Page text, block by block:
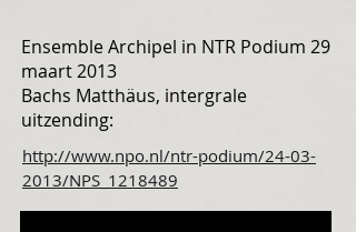
Ensemble Archipel in NTR Podium 29
maart 2013
Bachs Matthäus, intergrale
uitzending:
http://www.npo.nl/ntr-podium/24-03-
2013/NPS_1218489